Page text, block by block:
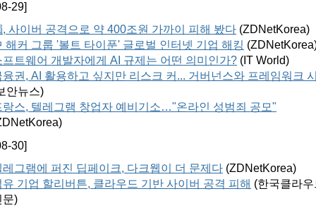
29]
, 사이버 공격으로 약 400조원 가까이 피해 봤다 (ZDNetKorea)
해커 그룹 '볼트 타이푼' 글로벌 인터넷 기업 해킹
프트웨어 개발자에게 AI 규제는 어떤 의미인가? (IT World)
융권, AI 활용하고 싶지만 리스크 커... 거버넌스와 프레임워크
안뉴스)
랑스, 텔레그램 창업자 예비기소…"온라인 성범죄 공모"
30]
레그램에 퍼진 딥페이크, 다크웹이 더 문제다 (ZDNetKorea)
유 기업 할리버튼, 클라우드 기반 사이버 공격 피해 (한국클라
문)